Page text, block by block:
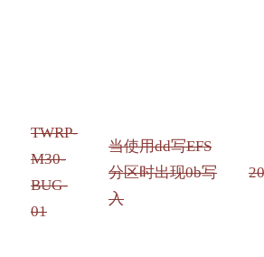
TWRP-
M30-
BUG-
01
当使用dd写EFS
分区时出现0b写
入